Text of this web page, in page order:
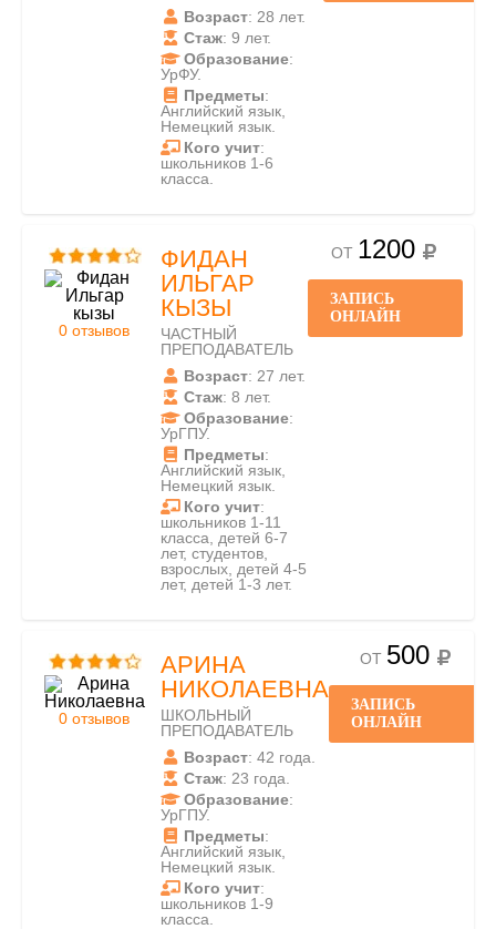
Возраст: 28 лет.
Стаж: 9 лет.
Образование:
УрФУ.
Предметы:
Английский язык,
Немецкий язык.
Кого учит:
школьников 1-6
класса.
0 отзывов
ФИДАН
ИЛЬГАР
КЫЗЫ
ЧАСТНЫЙ
ПРЕПОДАВАТЕЛЬ
Возраст: 27 лет.
Стаж: 8 лет.
Образование:
УрГПУ.
Предметы:
Английский язык,
Немецкий язык.
Кого учит:
школьников 1-11
класса, детей 6-7
лет, студентов,
взрослых, детей 4-5
лет, детей 1-3 лет.
ОТ 1200
ЗАПИСЬ
ОНЛАЙН
0 отзывов
АРИНА
НИКОЛАЕВНА
ШКОЛЬНЫЙ
ПРЕПОДАВАТЕЛЬ
Возраст: 42 года.
Стаж: 23 года.
Образование:
УрГПУ.
Предметы:
Английский язык,
Немецкий язык.
Кого учит:
школьников 1-9
класса.
ОТ 500
ЗАПИСЬ
ОНЛАЙН